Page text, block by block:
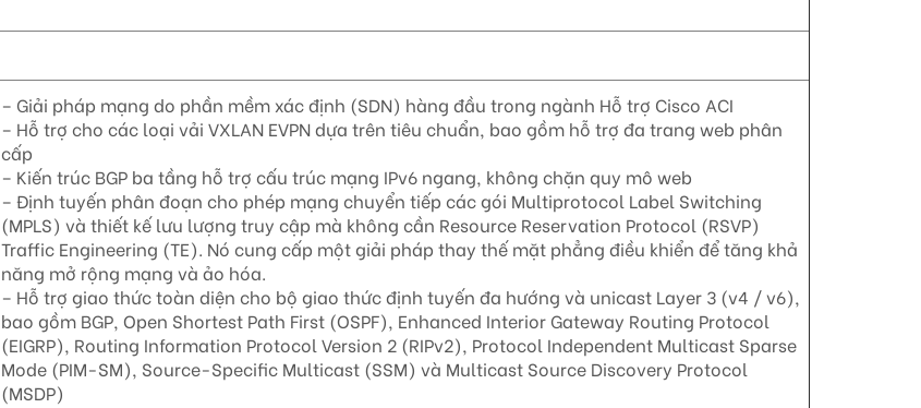
– Giải pháp mạng do phần mềm xác định (SDN) hàng đầu trong ngành Hỗ trợ Cisco ACI
– Hỗ trợ cho các loại vải VXLAN EVPN dựa trên tiêu chuẩn, bao gồm hỗ trợ đa trang web phân
cấp
– Kiến trúc BGP ba tầng hỗ trợ cấu trúc mạng IPv6 ngang, không chặn quy mô web
– Định tuyến phân đoạn cho phép mạng chuyển tiếp các gói Multiprotocol Label Switching
(MPLS) và thiết kế lưu lượng truy cập mà không cần Resource Reservation Protocol (RSVP)
Traffic Engineering (TE). Nó cung cấp một giải pháp thay thế mặt phẳng điều khiển để tăng khả
năng mở rộng mạng và ảo hóa.
– Hỗ trợ giao thức toàn diện cho bộ giao thức định tuyến đa hướng và unicast Layer 3 (v4 / v6),
bao gồm BGP, Open Shortest Path First (OSPF), Enhanced Interior Gateway Routing Protocol
(EIGRP), Routing Information Protocol Version 2 (RIPv2), Protocol Independent Multicast Sparse
Mode (PIM-SM), Source-Specific Multicast (SSM) và Multicast Source Discovery Protocol
(MSDP)